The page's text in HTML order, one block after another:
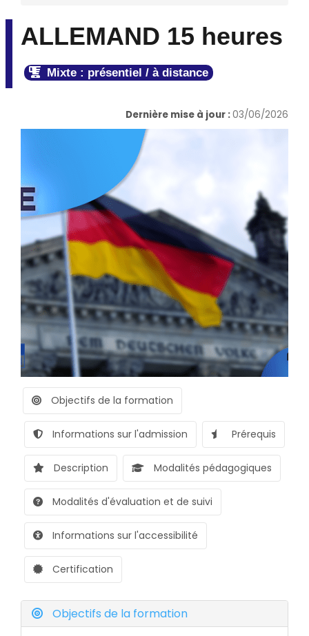
ALLEMAND 15 heures
Mixte : présentiel / à distance
Dernière mise à jour :03/06/2026
Objectifs de la formation
Informations sur l'admission Prérequis
Description Modalités pédagogiques
Modalités d'évaluation et de suivi
Informations sur l'accessibilité
Certification
Objectifs de la formation